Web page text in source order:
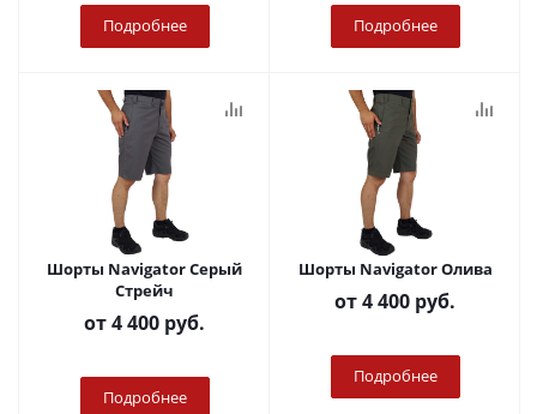
Подробнее Подробнее
Шорты Navigator Серый
Стрейч
от4 400 руб.
Подробнее
Шорты Navigator Олива
от4 400 руб.
Подробнее